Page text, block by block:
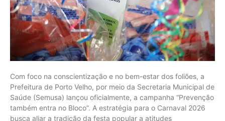
Com foco na conscientização e no bem-estar dos foliões, a
Prefeitura de Porto Velho, por meio da Secretaria Municipal de
Saúde (Semusa) lançou oficialmente, a campanha “Prevenção
também entra no Bloco”. A estratégia para o Carnaval 2026
busca aliar a tradição da festa popular a atitudes